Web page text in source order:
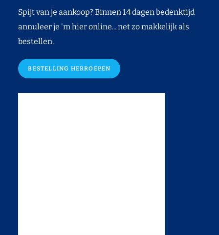
Spijt van je aankoop? Binnen 14 dagen bedenktijd
annuleer je 'm hier online... net zo makkelijk als
bestellen.
BESTELLING HERROEPEN